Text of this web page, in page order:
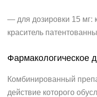
— для дозировки 15 мг:
краситель
Фармакологическое
Комбинированный
действие которого